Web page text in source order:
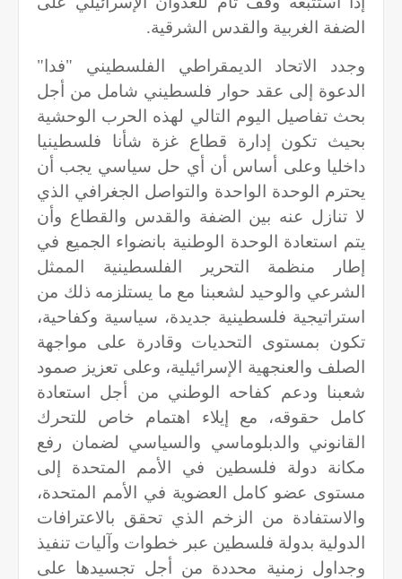
الضفة الغربية والقدس الشرقية.
وجدد الاتحاد الديمقراطي الفلسطيني "فدا"
الدعوة إلى عقد حوار فلسطيني شامل من أجل
بحث تفاصيل اليوم التالي لهذه الحرب الوحشية
بحيث تكون إدارة قطاع غزة شأنا فلسطينيا
داخليا وعلى أساس أن أي حل سياسي يجب أن
يحترم الوحدة الواحدة والتواصل الجغرافي الذي
لا تنازل عنه بين الضفة والقدس والقطاع وأن
يتم استعادة الوحدة الوطنية بانضواء الجميع في
إطار منظمة التحرير الفلسطينية الممثل
الشرعي والوحيد لشعبنا مع ما يستلزمه ذلك من
استراتيجية فلسطينية جديدة، سياسية وكفاحية،
تكون بمستوى التحديات وقادرة على مواجهة
الصلف والعنجهية الإسرائيلية، وعلى تعزيز صمود
شعبنا ودعم كفاحه الوطني من أجل استعادة
كامل حقوقه، مع إيلاء اهتمام خاص للتحرك
القانوني والدبلوماسي والسياسي لضمان رفع
مكانة دولة فلسطين في الأمم المتحدة إلى
مستوى عضو كامل العضوية في الأمم المتحدة،
والاستفادة من الزخم الذي تحقق بالاعترافات
الدولية بدولة فلسطين عبر خطوات وآليات تنفيذ
وجداول زمنية محددة من أجل تجسيدها على